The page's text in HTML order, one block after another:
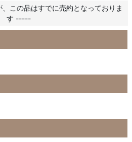
この品はすでに売約となっておりま
す -----